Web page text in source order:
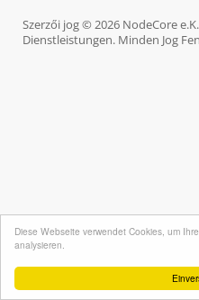
Diese Webseite verwendet Cookies, um
analysieren.
Szerzői jog © 2026 NodeCore
Dienstleistungen. Minden Jog